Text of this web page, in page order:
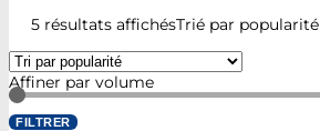
5 résultats affichésTrié par popularité
Affiner par volume
FILTRER